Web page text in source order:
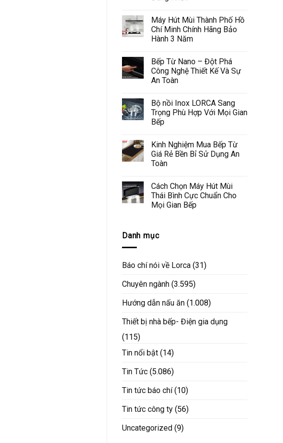
Máy Hút Mùi Thành Phố Hồ
Chí Minh Chính Hãng Bảo
Hành 3 Năm
Bếp Từ Nano – Đột Phá
Công Nghệ Thiết Kế Và Sự
An Toàn
Bộ nồi Inox LORCA Sang
Trọng Phù Hợp Với Mọi Gian
Bếp
Kinh Nghiệm Mua Bếp Từ
Giá Rẻ Bền Bỉ Sử Dụng An
Toàn
Cách Chọn Máy Hút Mùi
Thái Bình Cực Chuẩn Cho
Mọi Gian Bếp
Danh mục
Báo chí nói về Lorca (31)
Chuyên ngành (3.595)
Hướng dẫn nấu ăn (1.008)
Thiết bị nhà bếp- Điện gia dụng
(115)
Tin nổi bật (14)
Tin Tức (5.086)
Tin tức báo chí(10)
Tin tức công ty (56)
Uncategorized (9)